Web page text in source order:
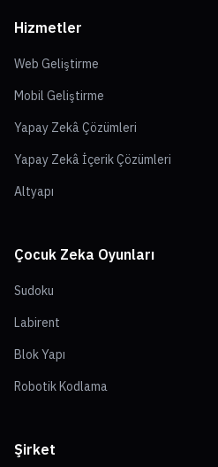
Hizmetler
Web Geliştirme
Mobil Geliştirme
Yapay Zekâ Çözümleri
Yapay Zekâ İçerik Çözümleri
Altyapı
Çocuk Zeka Oyunları
Sudoku
Labirent
Blok Yapı
Robotik Kodlama
Şirket